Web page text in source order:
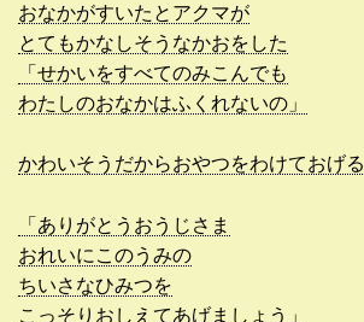
おなかがすいたとアクマが
とてもかなしそうなかおをした
「せかいをすべてのみこんでも
わたしのおなかはふくれないの」
かわいそうだからおやつをわけておげる
「ありがとうおうじさま
おれいにこのうみの
ちいさなひみつを
こっそりおしえてあげましょう」